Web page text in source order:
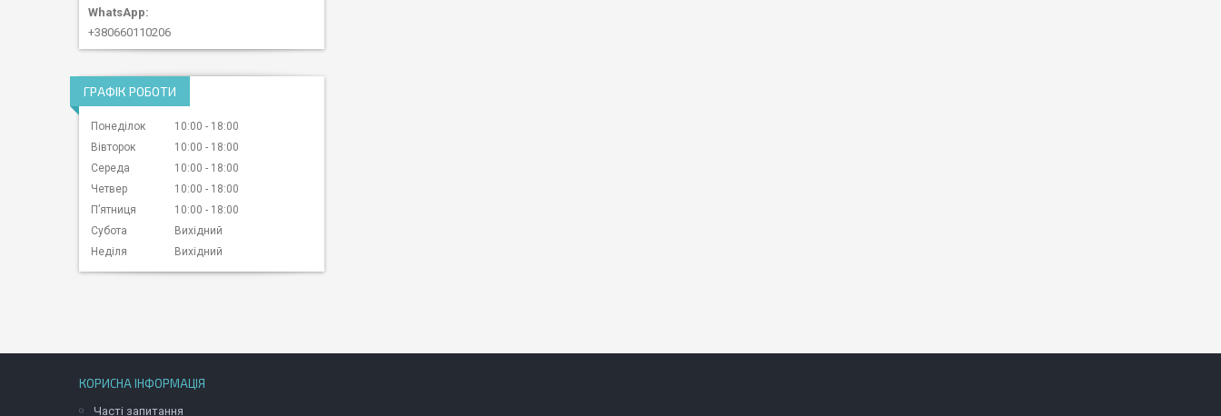
+380660110206
ГРАФІК РОБОТИ
Понеділок 10:00
18:00
Вівторок
10:00
18:00
Середа
10:00
18:00
Четвер
10:00
18:00
Пʼятниця
10:00
18:00
Субота
Вихідний
Неділя
Вихідний
КОРИСНА ІНФОРМАЦІЯ
Часті запитання